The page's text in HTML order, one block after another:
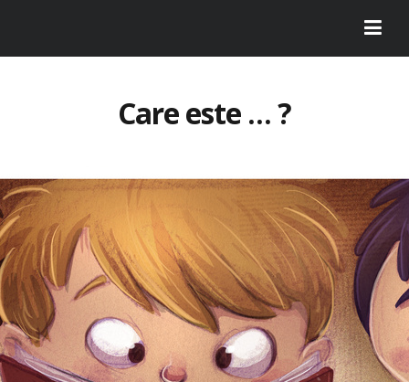
Care este … ?